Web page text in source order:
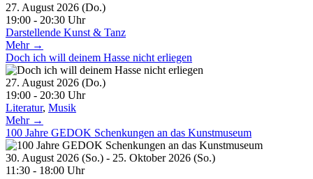
27. August 2026 (Do.)
19:00 - 20:30 Uhr
Darstellende Kunst & Tanz
Mehr →
Doch ich will deinem Hasse nicht erliegen
27. August 2026 (Do.)
19:00 - 20:30 Uhr
Literatur, Musik
Mehr →
100 Jahre GEDOK Schenkungen an das Kunstmuseum
30. August 2026 (So.) - 25. Oktober 2026 (So.)
11:30 - 18:00 Uhr